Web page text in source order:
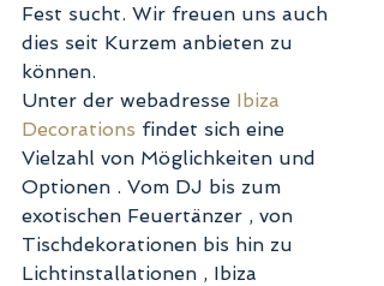
Fest sucht. Wir freuen uns auch
dies seit Kurzem anbieten zu
können.
Unter der webadresse Ibiza
Decorations findet sich eine
Vielzahl von Möglichkeiten und
Optionen . Vom DJ bis zum
exotischen Feuertänzer , von
Tischdekorationen bis hin zu
Lichtinstallationen , Ibiza